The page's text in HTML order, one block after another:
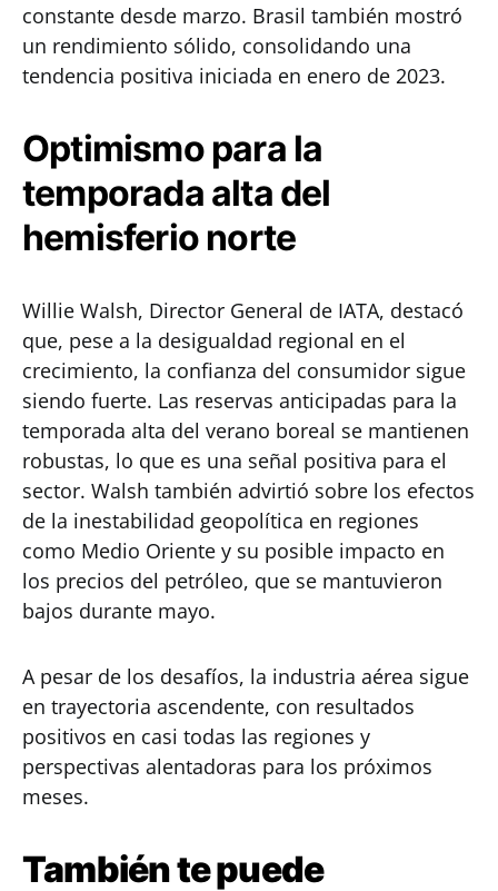
constante desde marzo. Brasil también mostró
un rendimiento sólido, consolidando una
tendencia positiva iniciada en enero de 2023.
Optimismo para la
temporada alta del
hemisferio norte
Willie Walsh, Director General de IATA, destacó
que, pese a la desigualdad regional en el
crecimiento, la confianza del consumidor sigue
siendo fuerte. Las reservas anticipadas para la
temporada alta del verano boreal se mantienen
robustas, lo que es una señal positiva para el
sector. Walsh también advirtió sobre los efectos
de la inestabilidad geopolítica en regiones
como Medio Oriente y su posible impacto en
los precios del petróleo, que se mantuvieron
bajos durante mayo.
A pesar de los desafíos, la industria aérea sigue
en trayectoria ascendente, con resultados
positivos en casi todas las regiones y
perspectivas alentadoras para los próximos
meses.
También te puede